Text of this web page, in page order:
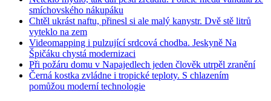
smíchovského nákupáku
Chtěl ukrást naftu, přinesl si ale malý kanystr. Dvě stě litrů
vyteklo na zem
Videomapping i pulzující srdcová chodba. Jeskyně Na
Špičáku chystá modernizaci
Při požáru domu v Napajedlech jeden člověk utrpěl zranění
Černá kostka zvládne i tropické teploty. S chlazením
pomůžou moderní technologie